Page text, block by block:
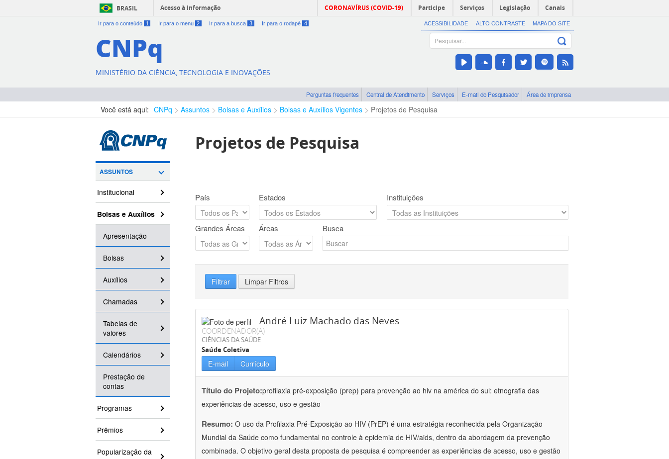
BRASIL Acesso à informação CORONAVÍRUS (COVID-19) Participe Serviços Legislação Canais
Ir para o conteúdo 1 Ir para o menu 2 Ir para a busca 3 Ir para o rodapé 4 ACESSIBILIDADE ALTO CONTRASTE MAPA DO SITE
CNPq
MINISTÉRIO DA CIÊNCIA, TECNOLOGIA E INOVAÇÕES
Perguntas frequentes Central de Atendimento Serviços E-mail do Pesquisador Área de imprensa
Você está aqui: CNPq Assuntos Bolsas e Auxílios Bolsas e Auxílios Vigentes Projetos de Pesquisa
ASSUNTOS
Institucional
Bolsas e Auxílios
Apresentação
Bolsas
Auxílios
Chamadas
Tabelas de
valores
Calendários
Prestação de
contas
Programas
Prêmios
Popularização da
Projetos de Pesquisa
País Estados Instituições
Grandes Áreas Áreas Busca
Filtrar Limpar Filtros
André Luiz Machado das Neves
COORDENADOR(A)
CIÊNCIAS DA SAÚDE
Saúde Coletiva
E-mail Currículo
Título do Projeto:profilaxia pré-exposição (prep) para prevenção ao hiv na américa do sul: etnografia das
experiências de acesso, uso e gestão
Resumo: O uso da Profilaxia Pré-Exposição ao HIV (PrEP) é uma estratégia reconhecida pela Organização
Mundial da Saúde como fundamental no controle à epidemia de HIV/aids, dentro da abordagem da prevenção
combinada. O objetivo geral desta proposta de pesquisa é compreender as experiências de acesso, uso e gestão